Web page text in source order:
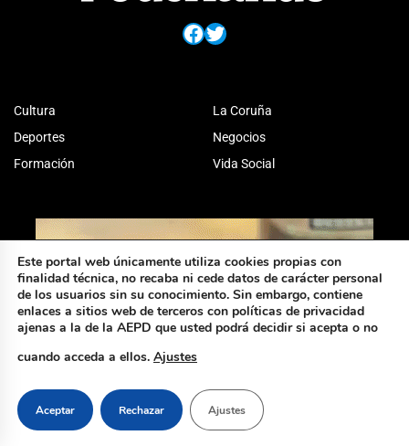
Facebook
Twitter
Cultura
Deportes
Formación
La Coruña
Negocios
Vida Social
Este portal web únicamente utiliza cookies propias con
finalidad técnica, no recaba ni cede datos de carácter personal
de los usuarios sin su conocimiento. Sin embargo, contiene
enlaces a sitios web de terceros con políticas de privacidad
ajenas a la de la AEPD que usted podrá decidir si acepta o no
cuando acceda a ellos. Ajustes
Aceptar Rechazar Ajustes